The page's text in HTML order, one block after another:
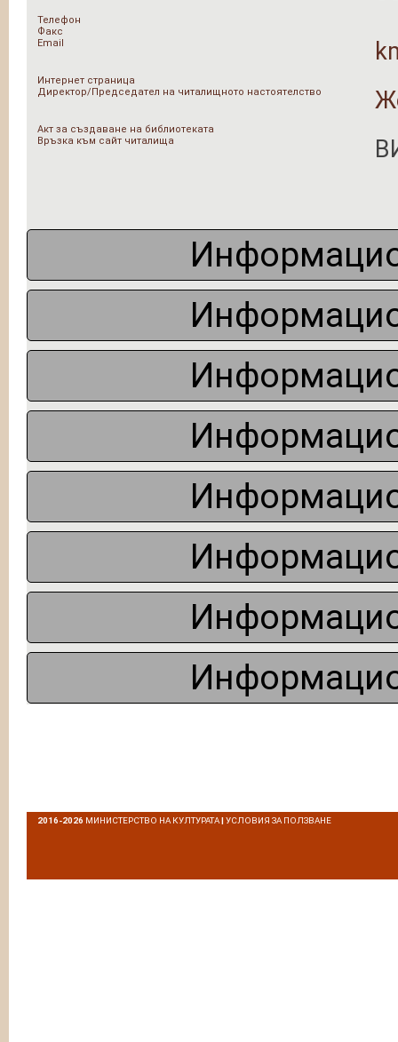
Телефон
Факс
Email
Интернет страница
Директор/Председател на читалищното настоятелство
Акт за създаване на библиотеката
Връзка към сайт читалища
2016-2026 МИНИСТЕРСТВО НА КУЛТУРАТА|УСЛОВИЯ ЗА ПОЛЗВАНЕ